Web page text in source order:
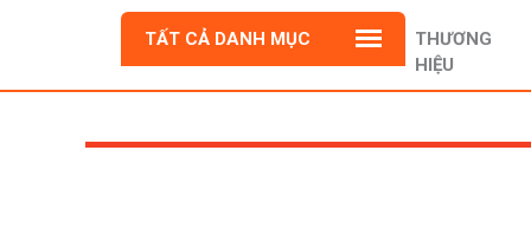
TẤT CẢ DANH MỤC
THƯƠNG
HIỆU